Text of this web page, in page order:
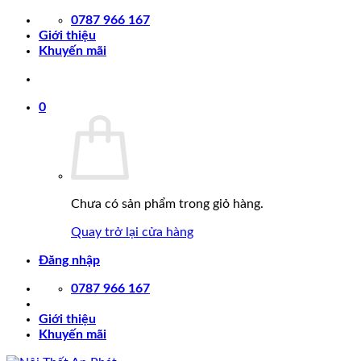
Chuyển
0787 966 167
Giới thiệu
Khuyến mãi
0
Chưa có sản phẩm trong giỏ hàng.
Quay trở lại cửa hàng
Đăng nhập
0787 966 167
Giới thiệu
Khuyến mãi